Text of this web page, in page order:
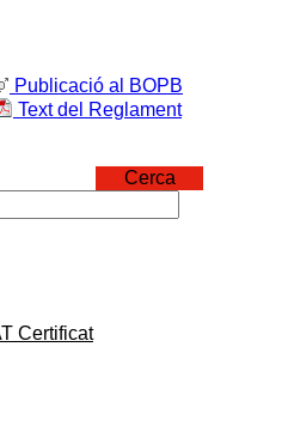
Publicació al BOPB
Text del Reglament
Cerca
Certificat